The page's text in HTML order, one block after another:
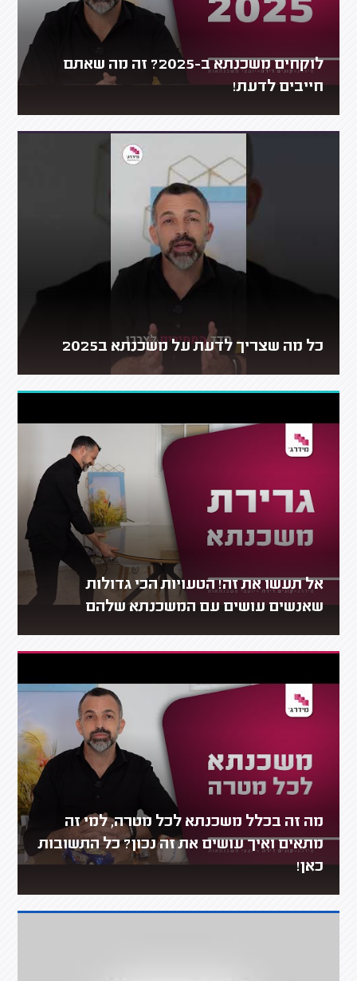
לוקחים משכנתא ב-2025? זה מה שאתם
חייבים לדעת!
כל מה שצריך לדעת על משכנתא ב2025
אל תעשו את זה! הטעויות הכי גדולות
שאנשים עושים עם המשכנתא שלהם
מה זה בכלל משכנתא לכל מטרה, למי זה
מתאים ואיך עושים את זה נכון? כל התשובות
כאן!